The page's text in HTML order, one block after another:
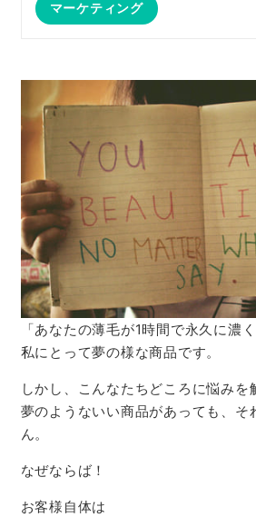
マーケティング
「あなたの薄毛が1時間で永久に濃く
私にとって夢の様な商品です。
しかし、こんなたちどころに悩みを
夢のようないい商品があっても、そ
ん。
なぜならば！
お客様自体は